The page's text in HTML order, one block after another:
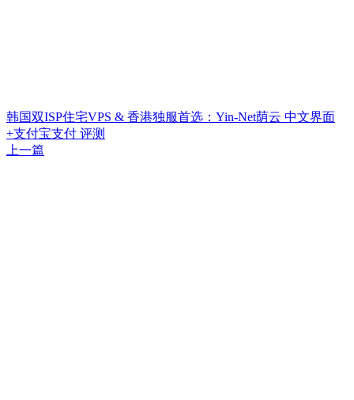
韩国双ISP住宅VPS & 香港独服首选：Yin-Net荫云 中文界面
+支付宝支付 评测
上一篇